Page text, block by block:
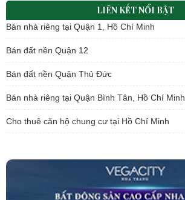
LIÊN KẾT NỔI BẬT
Bán nhà riêng tại Quận 1, Hồ Chí Minh
Bán đất nền Quận 12
Bán đất nền Quận Thủ Đức
Bán nhà riêng tại Quận Bình Tân, Hồ Chí Minh
Cho thuê căn hộ chung cư tại Hồ Chí Minh